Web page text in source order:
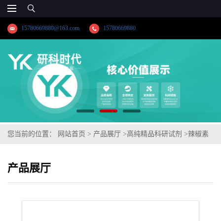
15780669880@163.com 15780669880
您当前的位置： 网站首页 > 产品展厅 >高纯精品科研试剂 >辣椒素
产品展厅